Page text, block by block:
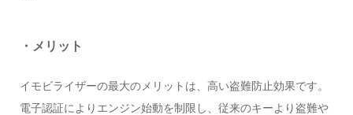
・メリット
イモビライザーの最大のメリットは、高い盗難防止効果です。
電子認証によりエンジン始動を制限し、従来のキーより盗難や